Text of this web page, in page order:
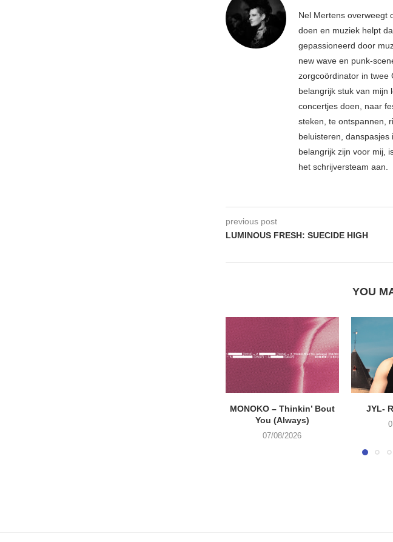
Nel Mertens overweegt
doen en muziek helpt
gepassioneerd door
new wave en punk-
zorgcoördinator in twee
belangrijk stuk van mijn
concertjes doen, naar
steken, te ontspannen,
beluisteren,
belangrijk zijn voor mij,
het schrijversteam aan.
previous post
LUMINOUS FRESH: SUECIDE HIGH
YOU
MONOKO – Thinkin’ Bout
You (Always)
07/08/2026
JYL-